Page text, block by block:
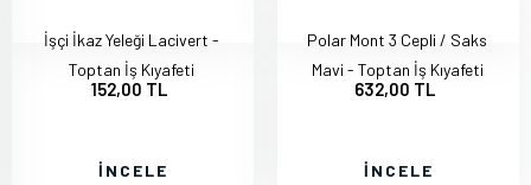
İşçi İkaz Yeleği Lacivert -
Toptan İş Kıyafeti
152,00 TL
İNCELE
Polar Mont 3 Cepli / Saks
Mavi - Toptan İş Kıyafeti
632,00 TL
İNCELE